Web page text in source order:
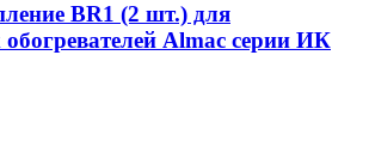
BR1 (2 шт.) для
Almac серии ИК